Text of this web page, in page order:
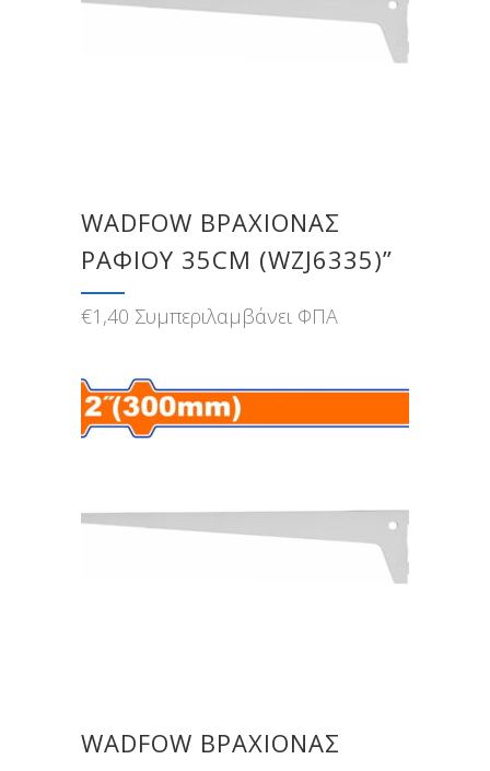
WADFOW ΒΡΑΧΙΟΝΑΣ
ΡΑΦΙΟΥ 35CM (WZJ6335)”
€1,40 Συμπεριλαμβάνει ΦΠΑ
WADFOW ΒΡΑΧΙΟΝΑΣ